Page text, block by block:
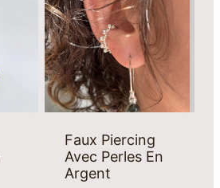
Faux Piercing
Avec Perles En
Argent